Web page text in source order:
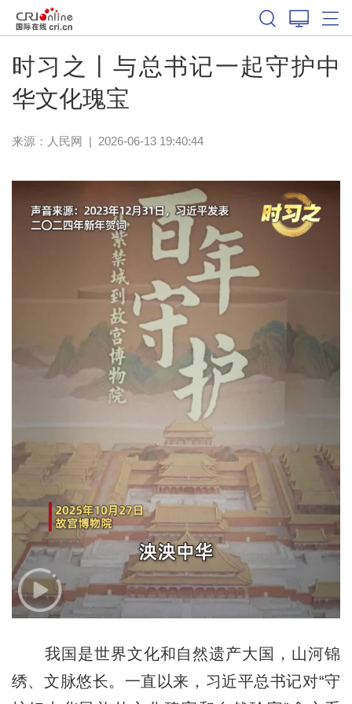
时习之丨与总书记一起守护中
华文化瑰宝
来源： 人民网 | 2026-06-13 19:40:44
我国是世界文化和自然遗产大国，山河锦
绣、文脉悠长。一直以来，习近平总书记对“守